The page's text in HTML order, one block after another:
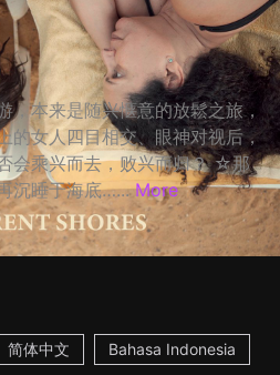
，本来是随兴惬意的放鬆之旅，
的女人四目相交、眼神对视后，
会乘兴而去，败兴而归？ ☆那
沉睡于海底…... More
简体中文 Bahasa Indonesia